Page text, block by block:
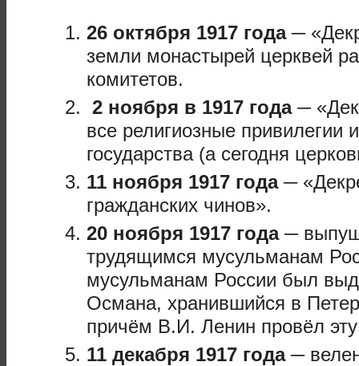
26 октября 1917 года─
земли монастырей церквей
комитетов.
2 ноября в 1917 года─
все религиозные привилегии
государства (а сегодня
11 ноября 1917 года─
гражданских чинов».
20 ноября 1917 года─
трудящимся мусульманам
мусульманам России был
Османа, хранившийся в
причём В.И. Ленин провёл
11 декабря 1917 года─